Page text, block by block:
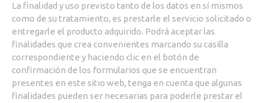
La finalidad y uso previsto tanto de los datos en sí mismos
como de su tratamiento, es prestarle el servicio solicitado o
entregarle el producto adquirido. Podrá aceptar las
finalidades que crea convenientes marcando su casilla
correspondiente y haciendo clic en el botón de
confirmación de los formularios que se encuentran
presentes en este sitio web, tenga en cuenta que algunas
finalidades pueden ser necesarias para poderle prestar el